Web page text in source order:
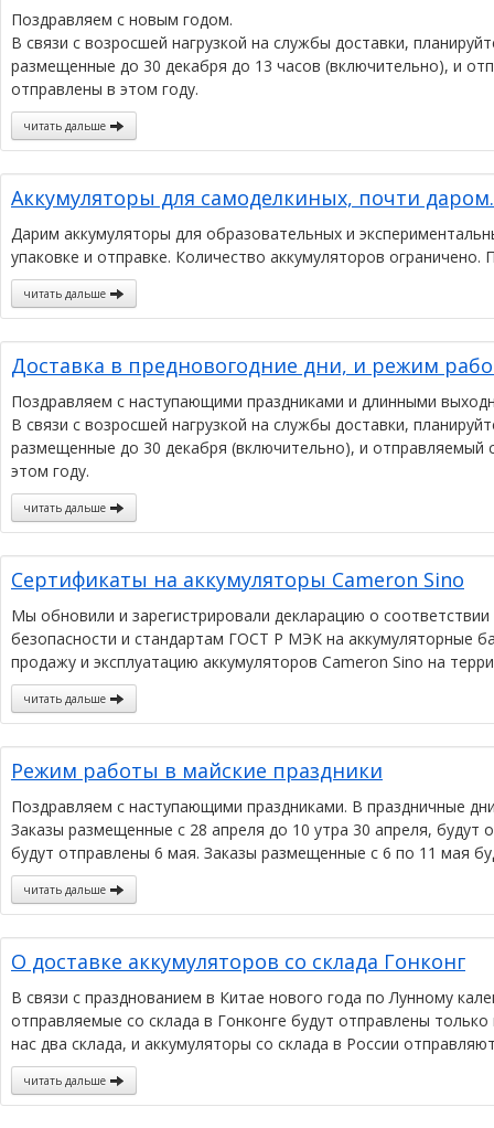
Поздравляем с новым годом.
В связи с возросшей нагрузкой на службы доставки,
размещенные до 30 декабря до 13 часов (включительно), и
отправлены в этом году.
читать дальше
Аккумуляторы для самоделкиных, почти даром.
Дарим аккумуляторы для образовательных и
упаковке и отправке. Количество аккумуляторов ограничено.
читать дальше
Доставка в предновогодние дни, и режим
Поздравляем с наступающими праздниками и длинными
В связи с возросшей нагрузкой на службы доставки,
размещенные до 30 декабря (включительно), и отправляемый
этом году.
читать дальше
Сертификаты на аккумуляторы Cameron Sino
Мы обновили и зарегистрировали декларацию о
безопасности и стандартам ГОСТ Р МЭК на аккумуляторные
продажу и эксплуатацию аккумуляторов Cameron Sino на
читать дальше
Режим работы в майские праздники
Поздравляем с наступающими праздниками. В праздничные
Заказы размещенные с 28 апреля до 10 утра 30 апреля,
будут отправлены 6 мая. Заказы размещенные с 6 по 11 мая
читать дальше
О доставке аккумуляторов со склада Гонконг
В связи с празднованием в Китае нового года по Лунному
отправляемые со склада в Гонконге будут отправлены
нас два склада, и аккумуляторы со склада в России
читать дальше